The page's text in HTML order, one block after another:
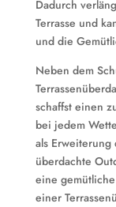
Dadurch
Terrasse und
und die
Neben dem
schaffst einen
bei jedem
als Erweiterung
überdachte
eine
einer